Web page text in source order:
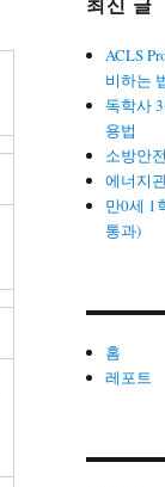
최신 글
ACLS
비하는
독학사
용법
소방안
에너지
만0세 1
통과)
홈
레포트